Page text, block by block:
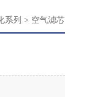
系列 > 空气滤芯